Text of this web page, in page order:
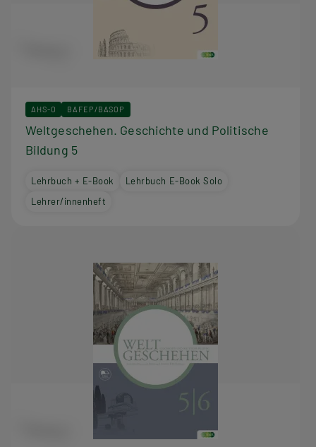
AHS-O BAFEP/BASOP
Weltgeschehen. Geschichte und Politische
Bildung 5
Lehrbuch + E-Book
Lehrbuch E-Book Solo
Lehrer/innenheft